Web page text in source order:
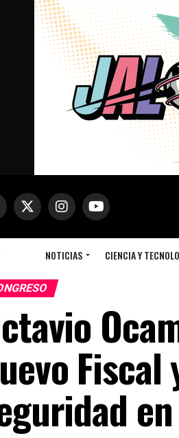
NOTICIAS CIENCIA Y